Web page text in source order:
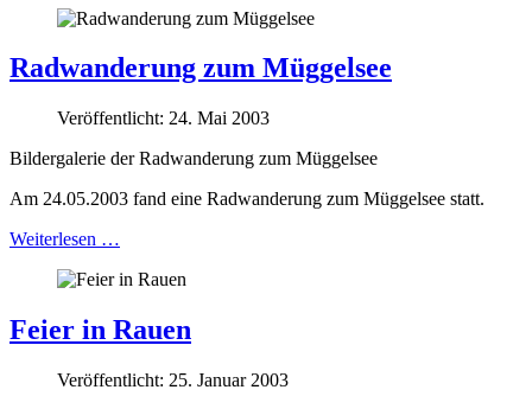
Radwanderung zum Müggelsee
Veröffentlicht: 24. Mai 2003
Bildergalerie der Radwanderung zum Müggelsee
Am 24.05.2003 fand eine Radwanderung zum Müggelsee statt.
Weiterlesen …
Feier in Rauen
Veröffentlicht: 25. Januar 2003